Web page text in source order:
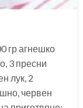
гр агнешко
3 пресни
лук, 2
червен